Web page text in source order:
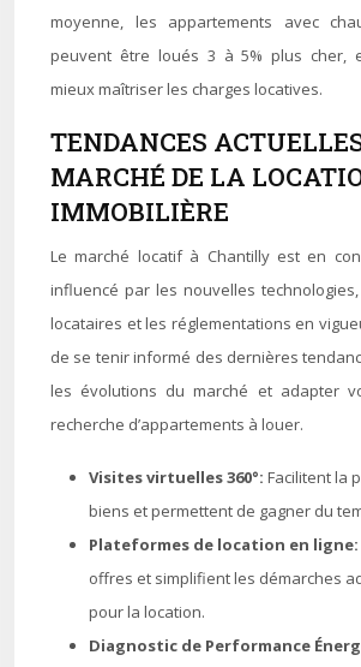
moyenne, les appartements avec
peuvent être loués 3 à 5% plus cher,
mieux maîtriser les charges locatives.
TENDANCES
MARCHÉ DE LA
IMMOBILIÈRE
Le marché locatif à Chantilly est en
influencé par les nouvelles
locataires et les réglementations en
de se tenir informé des dernières
les évolutions du marché et adapter
recherche d’appartements à louer.
Visites virtuelles 360°: Facilitent la
biens et permettent de gagner du
Plateformes de location en ligne:
offres et simplifient les démarches
pour la location.
Diagnostic de Performance